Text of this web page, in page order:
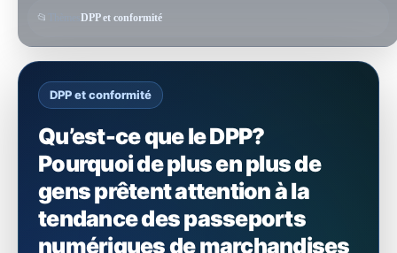
📂 DPP et conformité
DPP et conformité
Qu’est-ce que le DPP?
Pourquoi de plus en plus de
gens prêtent attention à la
tendance des passeports
numériques de marchandises